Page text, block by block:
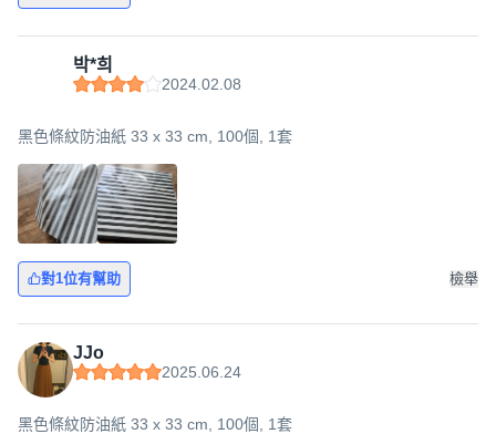
박*희
2024.02.08
黑色條紋防油紙 33 x 33 cm, 100個, 1套
對1位有幫助 檢舉
JJo
2025.06.24
黑色條紋防油紙 33 x 33 cm, 100個, 1套